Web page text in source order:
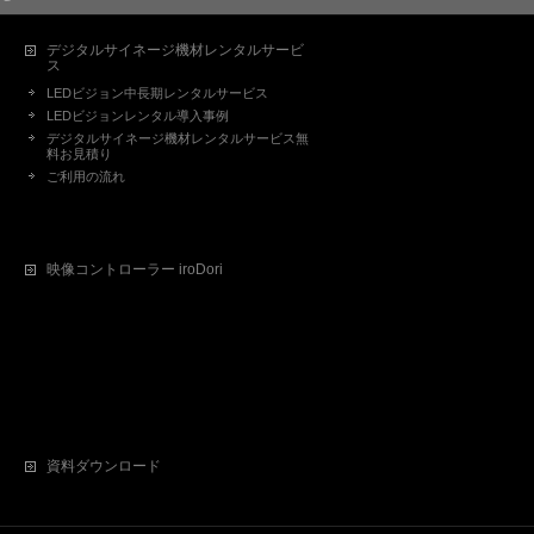
デジタルサイネージ機材レンタルサービ
ス
LEDビジョン中長期レンタルサービス
LEDビジョンレンタル導入事例
デジタルサイネージ機材レンタルサービス無
料お見積り
ご利用の流れ
映像コントローラー iroDori
資料ダウンロード